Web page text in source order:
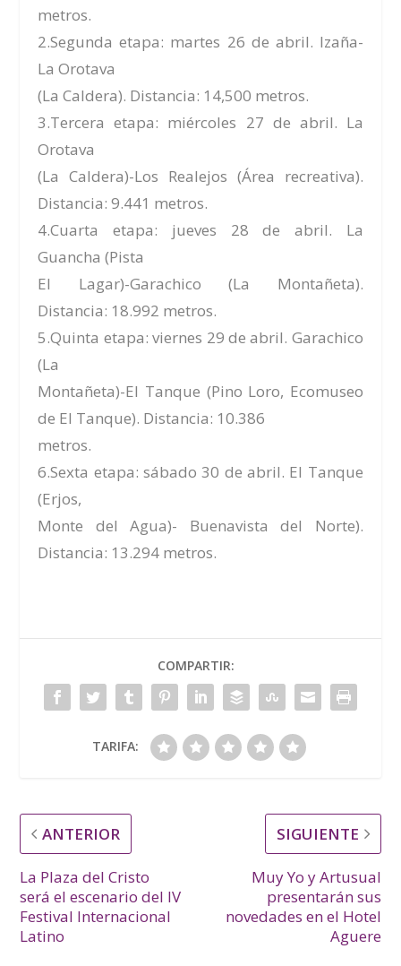
metros.
2.Segunda etapa: martes 26 de abril. Izaña-
La Orotava
(La Caldera). Distancia: 14,500 metros.
3.Tercera etapa: miércoles 27 de abril. La
Orotava
(La Caldera)-Los Realejos (Área recreativa).
Distancia: 9.441 metros.
4.Cuarta etapa: jueves 28 de abril. La
Guancha (Pista
El Lagar)-Garachico (La Montañeta).
Distancia: 18.992 metros.
5.Quinta etapa: viernes 29 de abril. Garachico
(La
Montañeta)-El Tanque (Pino Loro, Ecomuseo
de El Tanque). Distancia: 10.386
metros.
6.Sexta etapa: sábado 30 de abril. El Tanque
(Erjos,
Monte del Agua)- Buenavista del Norte).
Distancia: 13.294 metros.
COMPARTIR:
TARIFA:
ANTERIOR
La Plaza del Cristo
será el escenario del IV
Festival Internacional
Latino
SIGUIENTE
Muy Yo y Artusual
presentarán sus
novedades en el Hotel
Aguere